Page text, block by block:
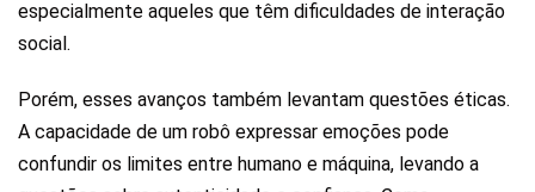
especialmente aqueles que têm dificuldades de interação
social.
Porém, esses avanços também levantam questões éticas.
A capacidade de um robô expressar emoções pode
confundir os limites entre humano e máquina, levando a